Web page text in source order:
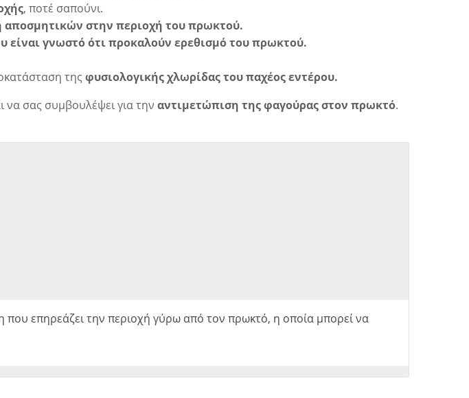
, ποτέ σαπούνι.
στην περιοχή του πρωκτού.
είναι γνωστό ότι προκαλούν ερεθισμό του πρωκτού.
της φυσιολογικής χλωρίδας του παχέος εντέρου.
να σας συμβουλέψει για την αντιμετώπιση της φαγούρας στον πρωκτό.
επηρεάζει την περιοχή γύρω από τον πρωκτό, η οποία μπορεί να